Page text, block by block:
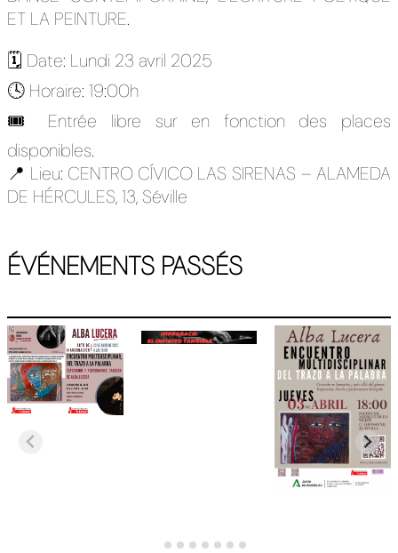
ET LA PEINTURE.
🗓️ Date: Lundi 23 avril 2025
🕓 Horaire: 19:00h
🎟️ Entrée libre sur en fonction des places
disponibles.
📍 Lieu: CENTRO CÍVICO LAS SIRENAS – ALAMEDA
DE HÉRCULES, 13, Séville
ÉVÉNEMENTS PASSÉS